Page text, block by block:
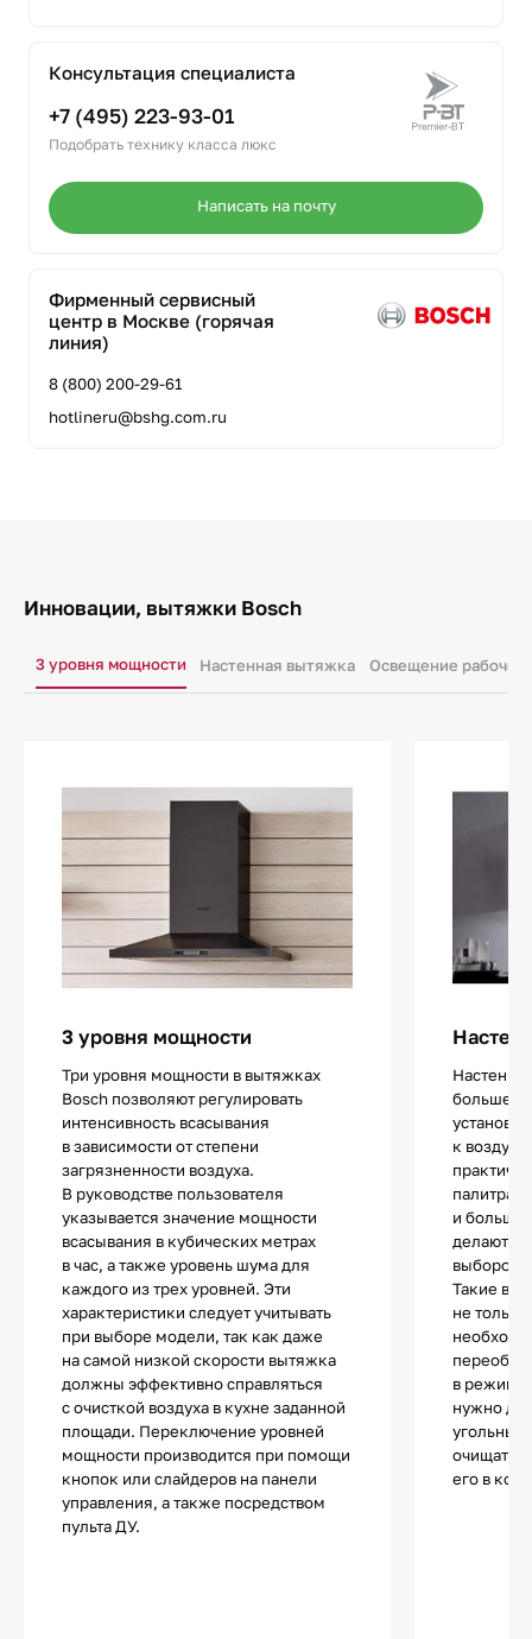
Консультация специалиста
+7 (495) 223-93-01
Подобрать технику класса люкс
Написать на почту
Фирменный сервисный
центр в Москве (горячая
линия)
8 (800) 200-29-61
hotlineru@bshg.com.ru
Инновации, вытяжки Bosch
3 уровня мощности Настенная вытяжка Освещение
3 уровня мощности
Три уровня мощности в вытяжках
Bosch позволяют регулировать
интенсивность всасывания
в зависимости от степени
загрязненности воздуха.
В руководстве пользователя
указывается значение мощности
всасывания в кубических метрах
в час, а также уровень шума для
каждого из трех уровней. Эти
характеристики следует учитывать
при выборе модели, так как даже
на самой низкой скорости вытяжка
должны эффективно справляться
с очисткой воздуха в кухне заданной
площади. Переключение уровней
мощности производится при помощи
кнопок или слайдеров на панели
управления, а также посредством
пульта ДУ.
больше
к
палитра
и
делают
выбором
Такие
не
в режиме
нужно
угольные
очищать
его в